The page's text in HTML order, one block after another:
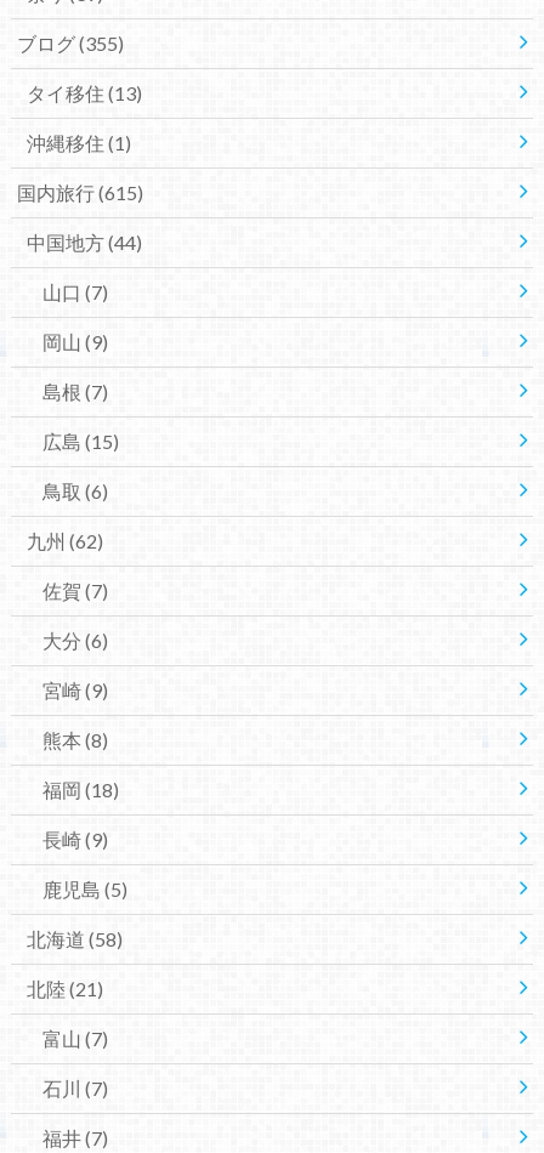
ブログ(355)
タイ移住 (13)
沖縄移住 (1)
国内旅行(615)
中国地方(44)
山口 (7)
岡山 (9)
島根 (7)
広島 (15)
鳥取 (6)
九州 (62)
佐賀 (7)
大分 (6)
宮崎(9)
熊本 (8)
福岡 (18)
長崎(9)
鹿児島 (5)
北海道 (58)
北陸(21)
富山 (7)
石川 (7)
福井(7)